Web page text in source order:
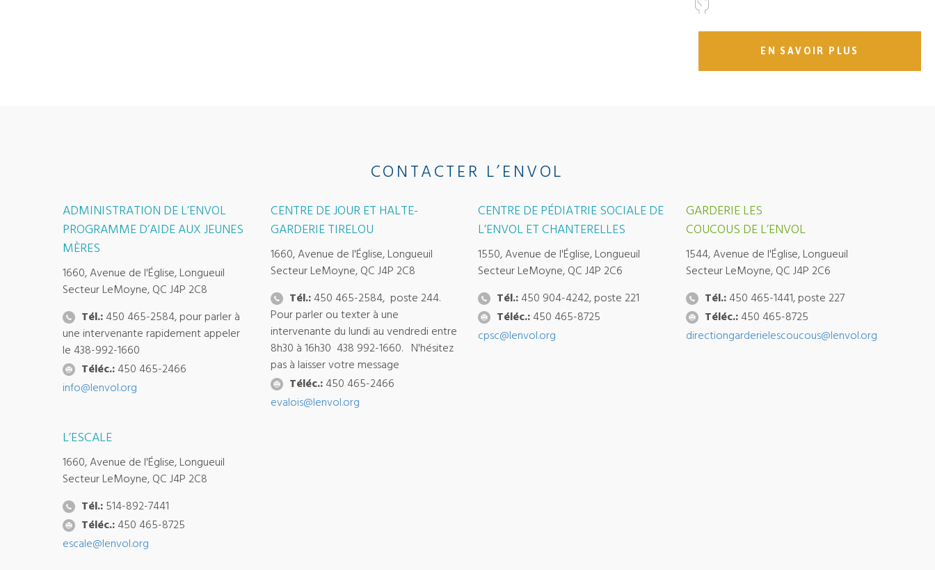
EN SAVOIR PLUS
CONTACTER L’ENVOL
ADMINISTRATION DE L’ENVOL
PROGRAMME D’AIDE AUX JEUNES
MÈRES
1660, Avenue de l'Église, Longueuil
Secteur LeMoyne, QC J4P 2C8
Tél.: 450 465-2584, pour parler à
une intervenante rapidement appeler
le 438-992-1660
Téléc.: 450 465-2466
info@lenvol.org
CENTRE DE JOUR ET HALTE-
GARDERIE TIRELOU
1660, Avenue de l'Église, Longueuil
Secteur LeMoyne, QC J4P 2C8
Tél.:450 465-2584, poste 244.
Pour parler ou texter à une
intervenante du lundi au vendredi entre
8h30 à 16h30 438 992-1660. N'hésitez
pas à laisser votre message
Téléc.:450 465-2466
evalois@lenvol.org
CENTRE DE PÉDIATRIE SOCIALE DE
L’ENVOL ET CHANTERELLES
1550, Avenue de l'Église, Longueuil
Secteur LeMoyne, QC J4P 2C6
Tél.: 450 904-4242, poste 221
Téléc.: 450 465-8725
cpsc@lenvol.org
GARDERIE LES
COUCOUS DE L’ENVOL
1544, Avenue de l'Église, Longueuil
Secteur LeMoyne, QC J4P 2C6
Tél.:450 465-1441, poste 227
Téléc.:450 465-8725
directiongarderielescoucous@lenvol.org
L’ESCALE
1660, Avenue de l'Église, Longueuil
Secteur LeMoyne, QC J4P 2C8
Tél.: 514-892-7441
Téléc.: 450 465-8725
escale@lenvol.org